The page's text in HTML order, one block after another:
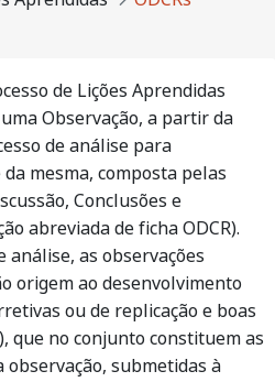
de Lições Aprendidas
Observação, a partir da
de análise para
mesma, composta pelas
Conclusões e
abreviada de ficha ODCR).
análise, as observações
origem ao desenvolvimento
ou de replicação e boas
que no conjunto constituem as
observação, submetidas à